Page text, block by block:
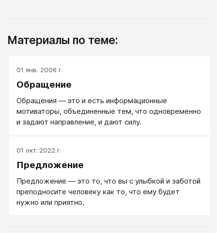
Материалы по теме:
01 янв. 2006 г.
Обращение
Обращения — это и есть информационные
мотиваторы, объединенные тем, что одновременно
и задают направление, и дают силу.
01 окт. 2022 г.
Предложение
Предложение — это то, что вы с улыбкой и заботой
преподносите человеку как то, что ему будет
нужно или приятно.